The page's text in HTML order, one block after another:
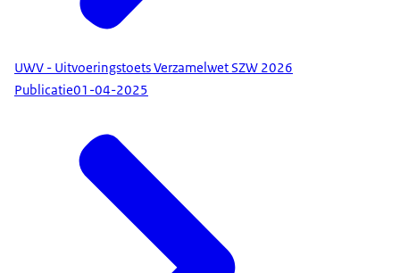
UWV - Uitvoeringstoets Verzamelwet SZW 2026
Publicatie01-04-2025